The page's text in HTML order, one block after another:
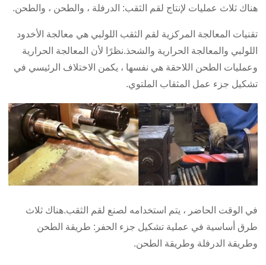
هناك ثلاث عمليات لإنتاج لقم الثقب: الدرفلة ، والطحن ، والطحن.
تقنيات المعالجة المركزية لقم الثقب اللولبي هي معالجة الأخدود
اللولبي والمعالجة الحرارية والشحذ.نظرًا لأن المعالجة الحرارية
وعمليات الطحن اللاحقة هي نفسها ، يكمن الاختلاف الرئيسي في
تشكيل جزء عمل المثقاب الملتوي.
في الوقت الحاضر ، يتم استخدامه لصنع لقم الثقب.هناك ثلاث
طرق أساسية في عملية تشكيل جزء الحفر: طريقة الطحن
وطريقة الدرفلة وطريقة الطحن.